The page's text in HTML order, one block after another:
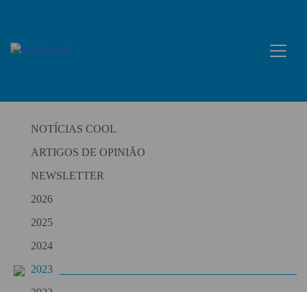
content
NOTÍCIAS COOL
ARTIGOS DE OPINIÃO
NEWSLETTER
2026
2025
2024
2023